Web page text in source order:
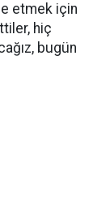
etmek için
hiç
bugün